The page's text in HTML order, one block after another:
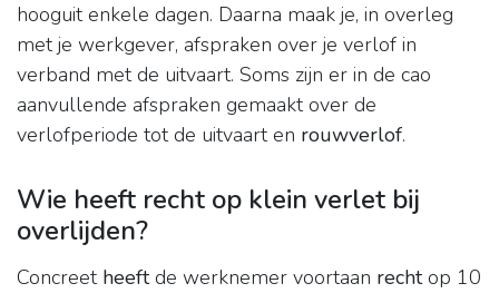
hooguit enkele dagen. Daarna maak je, in overleg
met je werkgever, afspraken over je verlof in
verband met de uitvaart. Soms zijn er in de cao
aanvullende afspraken gemaakt over de
verlofperiode tot de uitvaart en rouwverlof.
Wie heeft recht op klein verlet bij
overlijden?
Concreet heeftde werknemer voortaan rechtop 10